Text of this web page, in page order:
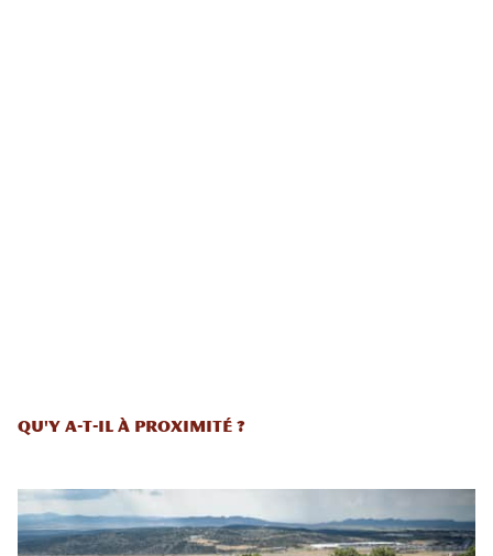
Qu'y a-t-il à proximité ?